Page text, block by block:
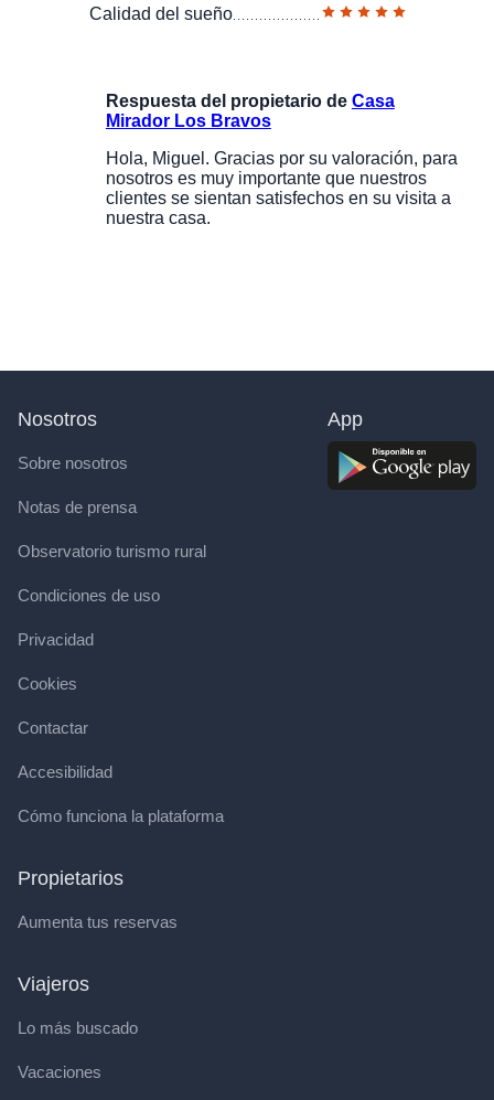
Calidad del sueño
Respuesta del propietario de Casa
Mirador Los Bravos
Hola, Miguel. Gracias por su valoración, para
nosotros es muy importante que nuestros
clientes se sientan satisfechos en su visita a
nuestra casa.
Nosotros
Sobre nosotros
Notas de prensa
Observatorio turismo rural
Condiciones de uso
Privacidad
Cookies
Contactar
Accesibilidad
Cómo funciona la plataforma
Propietarios
Aumenta tus reservas
Viajeros
Lo más buscado
Vacaciones
App